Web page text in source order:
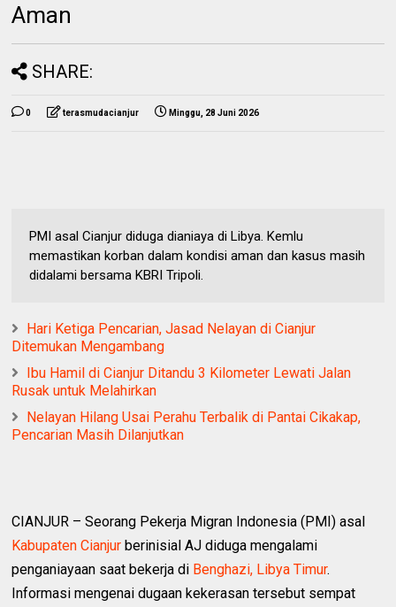
Aman
SHARE:
0 terasmudacianjur Minggu, 28 Juni 2026
PMI asal Cianjur diduga dianiaya di Libya. Kemlu
memastikan korban dalam kondisi aman dan kasus masih
didalami bersama KBRI Tripoli.
Hari Ketiga Pencarian, Jasad Nelayan di Cianjur
Ditemukan Mengambang
Ibu Hamil di Cianjur Ditandu 3 Kilometer Lewati Jalan
Rusak untuk Melahirkan
Nelayan Hilang Usai Perahu Terbalik di Pantai Cikakap,
Pencarian Masih Dilanjutkan
CIANJUR – Seorang Pekerja Migran Indonesia (PMI) asal
Kabupaten Cianjur berinisial AJ diduga mengalami
penganiayaan saat bekerja di Benghazi, Libya Timur.
Informasi mengenai dugaan kekerasan tersebut sempat